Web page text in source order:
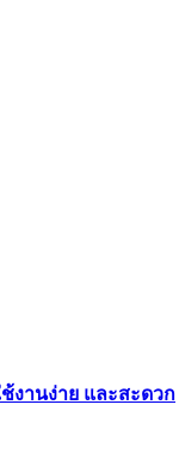
งานง่าย และสะดวก